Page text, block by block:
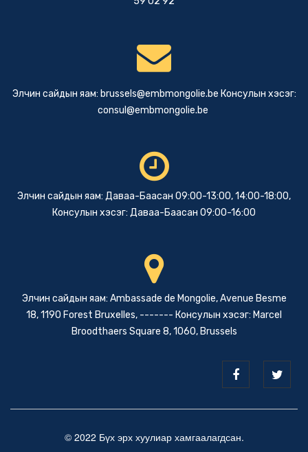
Элчин сайдын яам: brussels@embmongolie.be Консулын хэсэг:
consul@embmongolie.be
Элчин сайдын яам: Даваа-Баасан 09:00-13:00, 14:00-18:00,
Консулын хэсэг: Даваа-Баасан 09:00-16:00
Элчин сайдын яам: Ambassade de Mongolie, Avenue Besme
18, 1190 Forest Bruxelles, ------- Консулын хэсэг: Marcel
Broodthaers Square 8, 1060, Brussels
© 2022 Бүх эрх хуулиар хамгаалагдсан.